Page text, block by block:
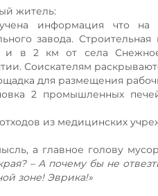
житель:
информация что на
завода.
в 2 км от села
Соискателям
для размещения
2 промышленных
из медицинских
а главное голову
– А почему бы не
зоне! Эврика!»